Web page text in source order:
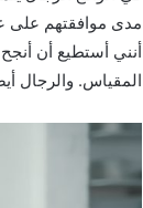
مدى موافقتهم على
أنني أستطيع أن
المقياس. والرجال